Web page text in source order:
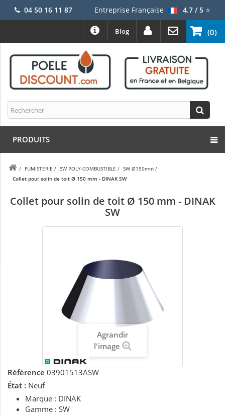
04 50 16 11 87 Entreprise Française 4.7 / 5⭐
(0)
Blog
PRODUITS
/ FUMISTERIE / SW POLY-COMBUSTIBLE / SW Ø150mm /
Collet pour solin de toit Ø 150 mm - DINAK SW
Collet pour solin de toit Ø 150 mm - DINAK
SW
Agrandir
l'image
Référence 03901513ASW
État : Neuf
Marque : DINAK
Gamme : SW